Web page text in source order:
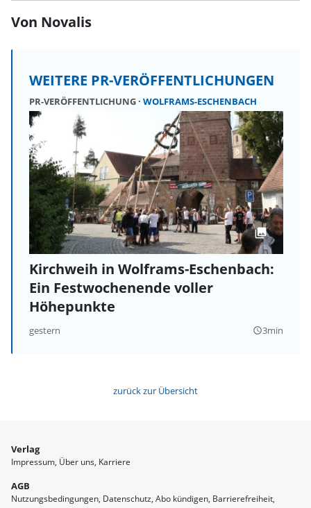
Von Novalis
WEITERE PR-VERÖFFENTLICHUNGEN
PR-VERÖFFENTLICHUNG WOLFRAMS-ESCHENBACH
Kirchweih in Wolframs-Eschenbach:
Ein Festwochenende voller
Höhepunkte
gestern query_builder3min
zurück zur Übersicht
Verlag
Impressum Über uns Karriere
AGB
Nutzungsbedingungen Datenschutz Abo kündigen Barrierefreiheit